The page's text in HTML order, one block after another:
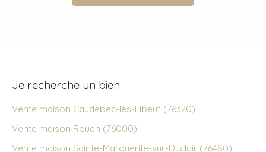
Je recherche un bien
Vente maison Caudebec-lès-Elbeuf (76320)
Vente maison Rouen (76000)
Vente maison Sainte-Marguerite-sur-Duclair (76480)